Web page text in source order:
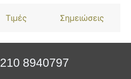
Τιμές Σημειώσεις
210 8940797